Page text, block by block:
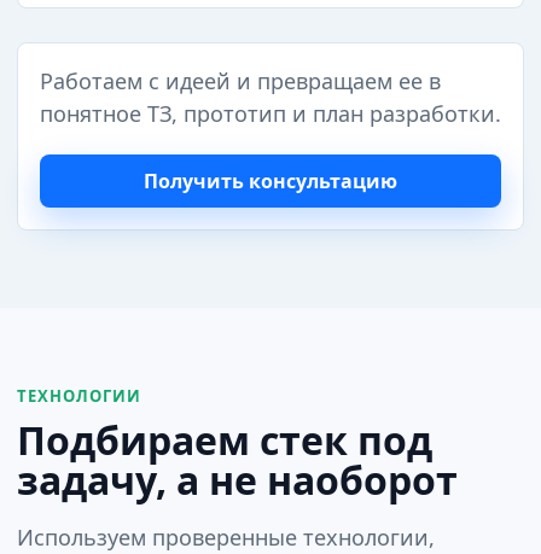
Работаем с идеей и превращаем ее в
понятное ТЗ, прототип и план разработки.
Получить консультацию
ТЕХНОЛОГИИ
Подбираем стек под
задачу, а не наоборот
Используем проверенные технологии,